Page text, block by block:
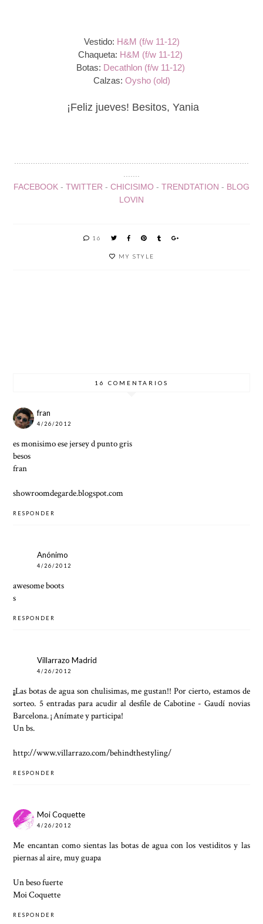
Vestido: H&M (f/w 11-12)
Chaqueta: H&M (f/w 11-12)
Botas: Decathlon (f/w 11-12)
Calzas: Oysho (old)
¡Feliz jueves! Besitos, Yania
FACEBOOK - TWITTER - CHICISIMO - TRENDTATION - BLOG
LOVIN
16
MY STYLE
16 COMENTARIOS
fran
4/26/2012
es monisimo ese jersey d punto gris
besos
fran
showroomdegarde.blogspot.com
RESPONDER
Anónimo
4/26/2012
awesome boots
s
RESPONDER
Villarrazo Madrid
4/26/2012
¡¡Las botas de agua son chulisimas, me gustan!! Por cierto, estamos de
sorteo. 5 entradas para acudir al desfile de Cabotine - Gaudí novias
Barcelona. ¡ Anímate y participa!
Un bs.
http://www.villarrazo.com/behindthestyling/
RESPONDER
Moi Coquette
4/26/2012
Me encantan como sientas las botas de agua con los vestiditos y las
piernas al aire, muy guapa
Un beso fuerte
Moi Coquette
RESPONDER